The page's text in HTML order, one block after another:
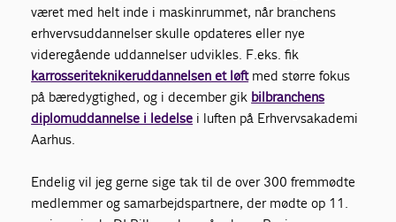
været med helt inde i maskinrummet, når branchens
erhvervsuddannelser skulle opdateres eller nye
videregående uddannelser udvikles. F.eks. fik
karrosseriteknikeruddannelsen et løftmed større fokus
på bæredygtighed, og i december gik bilbranchens
diplomuddannelse i ledelse i luften på Erhvervsakademi
Aarhus.
Endelig vil jeg gerne sige tak til de over 300 fremmødte
medlemmer og samarbejdspartnere, der mødte op 11.